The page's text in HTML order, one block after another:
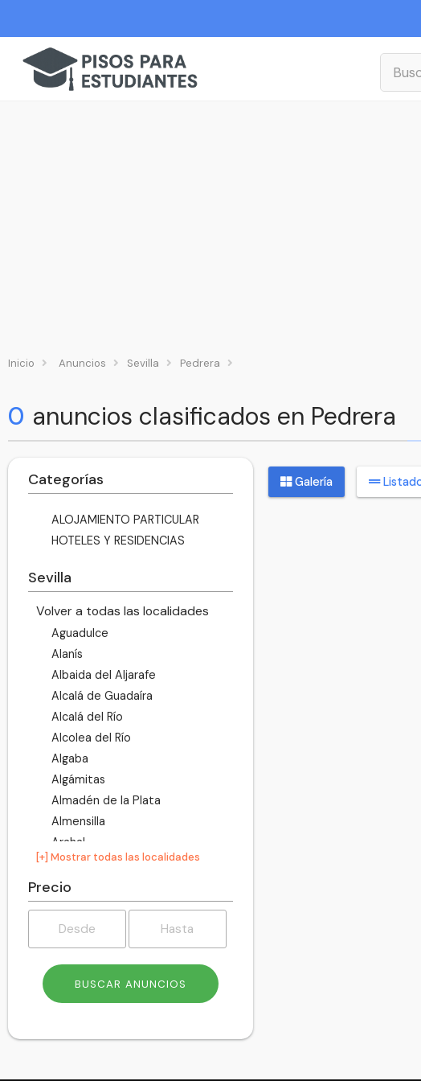
Inicio Anuncios Sevilla Pedrera
0 anuncios clasificados en Pedrera
Categorías
ALOJAMIENTO PARTICULAR
HOTELES Y RESIDENCIAS
Sevilla
Volver a todas las localidades
Aguadulce
Alanís
Albaida del Aljarafe
Alcalá de Guadaíra
Alcalá del Río
Alcolea del Río
Algaba
Algámitas
Almadén de la Plata
Almensilla
Arahal
Aznalcázar
Aznalcóllar
Badolatosa
Benacazón
Bollullos de la Mitación
Bormujos
Brenes
[+] Mostrar todas las localidades
Precio
Galería